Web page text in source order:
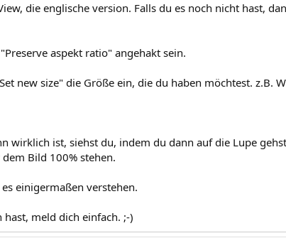
die englische version. Falls du es noch nicht hast,
aspekt ratio" angehakt sein.
new size" die Größe ein, die du haben möchtest. z.B.
wirklich ist, siehst du, indem du dann auf die Lupe
Bild 100% stehen.
einigermaßen verstehen.
hast, meld dich einfach. ;-)